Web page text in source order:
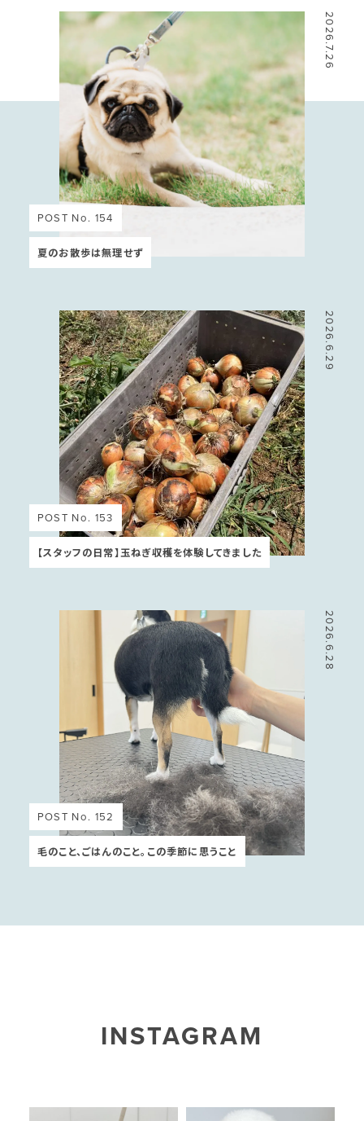
2026.7.26
POST No. 154
夏のお散歩は無理せず
2026.6.29
POST No. 153
【スタッフの日常】玉ねぎ収穫を体験してきました
2026.6.28
POST No. 152
毛のこと、ごはんのこと。この季節に思うこと
INSTAGRAM